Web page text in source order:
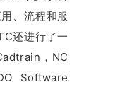
、流程和服
还进行了一
，NC
Software